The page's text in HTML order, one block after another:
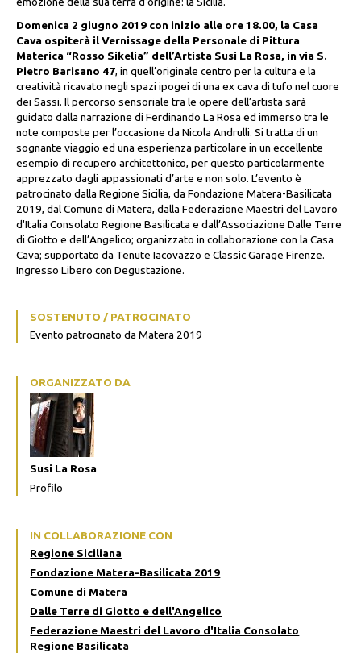
Domenica 2 giugno 2019 con inizio alle ore 18.00, la Casa
Cava ospiterà il Vernissage della Personale di Pittura
Materica “Rosso Sikelia” dell’Artista Susi La Rosa, in via S.
Pietro Barisano 47, in quell’originale centro per la cultura e la
creatività ricavato negli spazi ipogei di una ex cava di tufo nel cuore
dei Sassi. Il percorso sensoriale tra le opere dell’artista sarà
guidato dalla narrazione di Ferdinando La Rosa ed immerso tra le
note composte per l’occasione da Nicola Andrulli. Si tratta di un
sognante viaggio ed una esperienza particolare in un eccellente
esempio di recupero architettonico, per questo particolarmente
apprezzato dagli appassionati d’arte e non solo. L’evento è
patrocinato dalla Regione Sicilia, da Fondazione Matera-Basilicata
2019, dal Comune di Matera, dalla Federazione Maestri del Lavoro
d'Italia Consolato Regione Basilicata e dall’Associazione Dalle Terre
di Giotto e dell’Angelico; organizzato in collaborazione con la Casa
Cava; supportato da Tenute Iacovazzo e Classic Garage Firenze.
Ingresso Libero con Degustazione.
SOSTENUTO / PATROCINATO
Evento patrocinato da Matera 2019
ORGANIZZATO DA
Susi La Rosa
Profilo
IN COLLABORAZIONE CON
Regione Siciliana
Fondazione Matera-Basilicata 2019
Comune di Matera
Dalle Terre di Giotto e dell'Angelico
Federazione Maestri del Lavoro d'Italia Consolato
Regione Basilicata